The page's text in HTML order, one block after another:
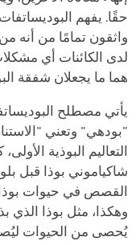
حقًا. يفهم
واثقون تمامًا من أنه
لدى الكائنات أي
هما ما يجعلان شفقة
يأتي مصطلح
"بودهي" وتعني
التعاليم البوذية
شاكياموني بوذا قبل
القصص في حيوات بوذا
وهكذا، مثل بوذا الذي
يُحصى من الحيوات